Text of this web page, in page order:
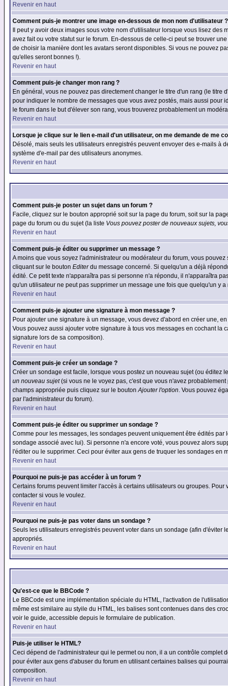
Revenir en haut
Comment puis-je montrer une image en-dessous de mon nom d'utilisateur ?
Il peut y avoir deux images sous votre nom d'utilisateur lorsque vous lisez
avez fait ou votre statut sur le forum. En-dessous de celle-ci peut se trouver
de choisir la manière dont les avatars seront disponibles. Si vous ne pouvez
qu'elles seront bonnes !).
Revenir en haut
Comment puis-je changer mon rang ?
En général, vous ne pouvez pas directement changer le titre d'un rang (le
pour indiquer le nombre de messages que vous avez postés, mais aussi
le forum dans le but d'élever son rang, vous trouverez probablement un
Revenir en haut
Lorsque je clique sur le lien e-mail d'un utilisateur, on me demande de me
Désolé, mais seuls les utilisateurs enregistrés peuvent envoyer des e-mails à
système d'e-mail par des utilisateurs anonymes.
Revenir en haut
Comment puis-je poster un sujet dans un forum ?
Facile, cliquez sur le bouton approprié soit sur la page du forum, soit sur la
page du forum ou du sujet (la liste Vous pouvez poster de nouveaux sujets,
Revenir en haut
Comment puis-je éditer ou supprimer un message ?
A moins que vous soyez l'administrateur ou modérateur du forum, vous
cliquant sur le bouton Editerdu message concerné. Si quelqu'un a déjà
édité. Ce petit texte n'apparaîtra pas si personne n'a répondu, il n'apparaîtra
qu'un utilisateur ne peut pas supprimer un message une fois que quelqu'un y a
Revenir en haut
Comment puis-je ajouter une signature à mon message ?
Pour ajouter une signature à un message, vous devez d'abord en créer une,
Vous pouvez aussi ajouter votre signature à tous vos messages en cochant
signature lors de sa composition).
Revenir en haut
Comment puis-je créer un sondage ?
Créer un sondage est facile, lorsque vous postez un nouveau sujet (ou
un nouveau sujet(si vous ne le voyez pas, c'est que vous n'avez
champs appropriée puis cliquez sur le boutonAjouter l'option. Vous pouvez
par l'administrateur du forum).
Revenir en haut
Comment puis-je éditer ou supprimer un sondage ?
Comme pour les messages, les sondages peuvent uniquement être édités
sondage associé avec lui). Si personne n'a encore voté, vous pouvez alors
l'éditer ou le supprimer. Ceci pour éviter aux gens de truquer les sondages
Revenir en haut
Pourquoi ne puis-je pas accéder à un forum ?
Certains forums peuvent limiter l'accès à certains utilisateurs ou groupes.
contacter si vous le voulez.
Revenir en haut
Pourquoi ne puis-je pas voter dans un sondage ?
Seuls les utilisateurs enregistrés peuvent voter dans un sondage (afin d'éviter
appropriés.
Revenir en haut
Qu'est-ce que le BBCode ?
Le BBCode est une implémentation spéciale du HTML, l'activation de
même est similaire au styile du HTML, les balises sont contenues dans des
voir le guide, accessible depuis le formulaire de publication.
Revenir en haut
Puis-je utiliser le HTML?
Ceci dépend de l'administrateur qui le permet ou non, il a un contrôle complet
pour éviter aux gens d'abuser du forum en utilisant certaines balises qui
composition.
Revenir en haut